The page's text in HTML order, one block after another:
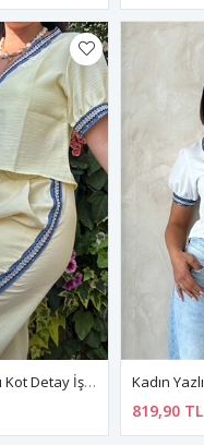
Kadın Yazlık Sarı Kot Detay İşlemeli Ceket Gömlek 11D-2337
819,90 TL